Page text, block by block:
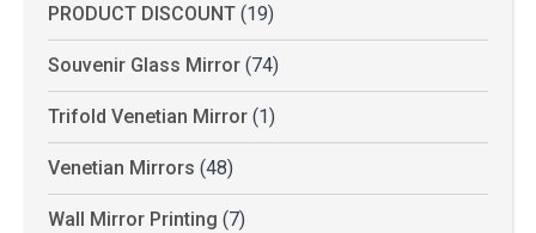
PRODUCT DISCOUNT (19)
Souvenir Glass Mirror (74)
Trifold Venetian Mirror (1)
Venetian Mirrors (48)
Wall Mirror Printing (7)